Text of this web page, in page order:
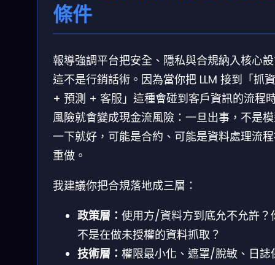
條件
報導強調平台把安全、隱私與合規納入核心
這不是行銷話術。因為當你把 LLM 接到「抓
+ 預測 + 客服」這種會碰到客戶資訊的流程
風險就會變成現金流風險：一旦出事，不是
一下就好，可能是合約、可能是資料處理流
重做。
我建議你把合規落地成三層：
政策層： 使用方/資料方到底允不允許？
不是在做未授權的資料抓取？
技術層： 權限最小化、遮罩/脫敏、日誌